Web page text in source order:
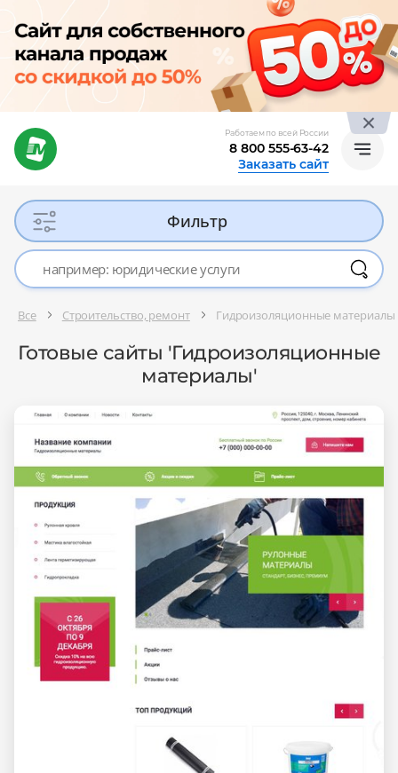
Работаем по всей России
8 800 555-63-42
Заказать сайт
Фильтр
Все Строительство, ремонт Гидроизоляционные материалы
Готовые сайты 'Гидроизоляционные
материалы'